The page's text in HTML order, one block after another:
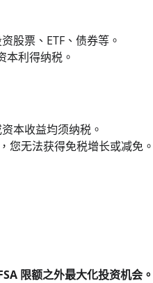
股票、ETF、债券等。
本利得纳税。
本收益均须纳税。
您无法获得免税增长或减免。
限额之外最大化投资机会。